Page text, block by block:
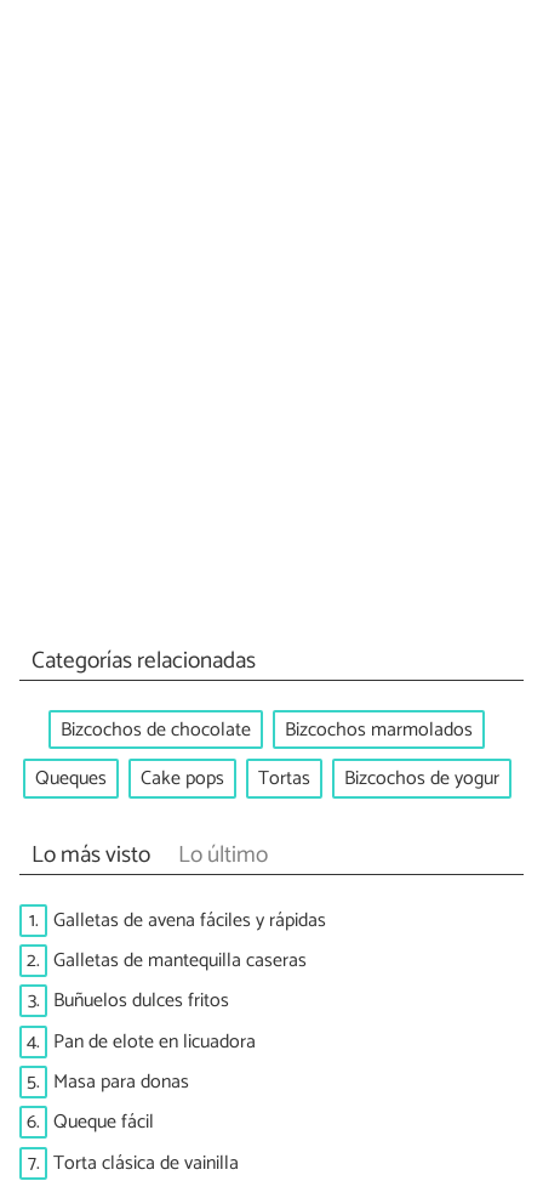
Categorías relacionadas
Bizcochos de chocolate
Bizcochos marmolados
Queques
Cake pops Tortas Bizcochos de yogur
Lo más visto Lo último
1. Galletas de avena fáciles y rápidas
2. Galletas de mantequilla caseras
3. Buñuelos dulces fritos
4. Pan de elote en licuadora
5. Masa para donas
6. Queque fácil
7. Torta clásica de vainilla